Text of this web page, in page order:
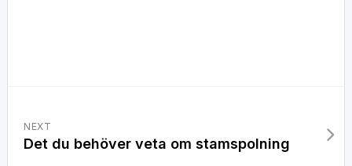
NEXT
Det du behöver veta om stamspolning